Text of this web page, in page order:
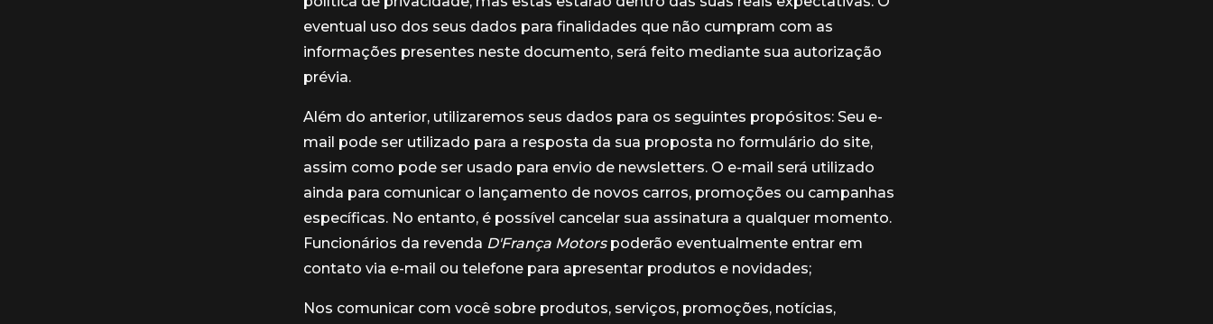
eventual uso dos seus dados para finalidades que não cumpram com as
informações presentes neste documento, será feito mediante sua autorização
prévia.
Além do anterior, utilizaremos seus dados para os seguintes propósitos: Seu e-
mail pode ser utilizado para a resposta da sua proposta no formulário do site,
assim como pode ser usado para envio de newsletters. O e-mail será utilizado
ainda para comunicar o lançamento de novos carros, promoções ou campanhas
específicas. No entanto, é possível cancelar sua assinatura a qualquer momento.
Funcionários da revenda D'França Motorspoderão eventualmente entrar em
contato via e-mail ou telefone para apresentar produtos e novidades;
Nos comunicar com você sobre produtos, serviços, promoções, notícias,